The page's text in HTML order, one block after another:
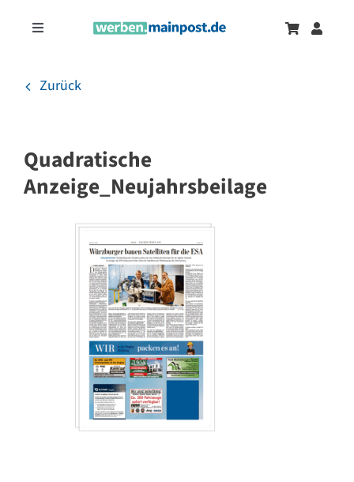
InhaltToggle
Onlinewerbung
Zurück
Quadratische
Anzeige_Neujahrsbeilage